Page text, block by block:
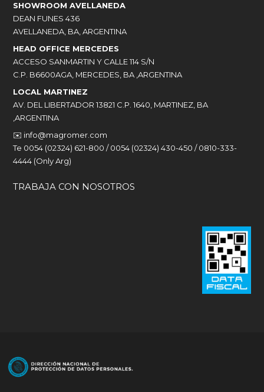
SHOWROOM AVELLANEDA
DEAN FUNES 436
AVELLANEDA, BA, ARGENTINA
HEAD OFFICE MERCEDES
ACCESO SANMARTIN Y CALLE 114 S/N
C.P. B6600AGA, MERCEDES, BA ,ARGENTINA
LOCAL MARTINEZ
AV. DEL LIBERTADOR 13821 C.P. 1640, MARTINEZ, BA
,ARGENTINA
✉️ info@magromer.com
Te 0054 (02324) 621-800 / 0054 (02324) 430-450 / 0810-333-
4444 (Only Arg)
TRABAJA CON NOSOTROS